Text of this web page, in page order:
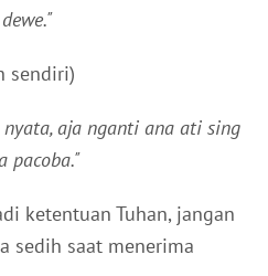
sendiri)
aja nganti ana ati sing
pacoba."
ketentuan Tuhan, jangan
sedih saat menerima